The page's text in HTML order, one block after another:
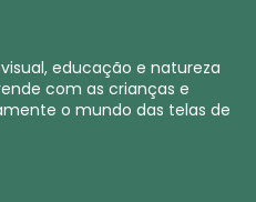
educação e natureza
com as crianças e
o mundo das telas de